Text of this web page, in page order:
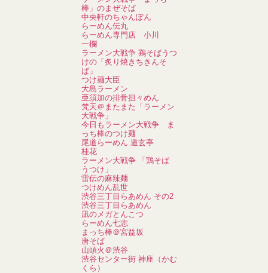
棒」のまぜそば
中央軒のちゃんぽん
らーめん伝丸
らーめん専門店 小川
一欄
ラーメン大戦争 鶏そばうつ
けの「炙り焼きちきんそ
ば」
つけ麺大臣
大島ラーメン
亜須加の排骨担々めん
梵天＠またまた「ラーメン
大戦争」
今日もラーメン大戦争 ま
っち棒のつけ麺
尾道らーめん 道玄亭
桂花
ラーメン大戦争 「鶏そば
うつけ」
雷伝の麻辣麺
つけめん乱世
渋谷三丁目らあめん その2
渋谷三丁目らあめん
凪のメガとんこつ
らーめん七志
まっち棒＠宮益坂
唐そば
山頭火＠渋谷
渋谷センター街 神座（かむ
くら）